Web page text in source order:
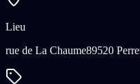
Lieu
rue de La Chaume89520